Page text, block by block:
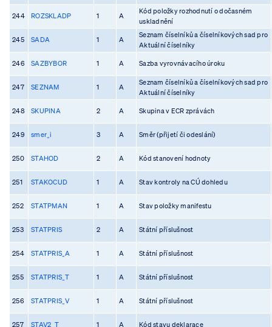
244 ROZSKLADP 1 A
Kód položky rozhodnutí o dočasném
uskladnění
245 SADA 1 A
Seznam číselníků a číselníkových sad pro
Aktuální číselníky
246 SAZBYBOR 1 A Sazba vyrovnávacího úroku
247 SEZNAM 1 A
Seznam číselníků a číselníkových sad pro
Aktuální číselníky
248 SKUPINA 2 A Skupina v ECR zprávách
249 smer_i 3 A Směr (přijetí či odeslání)
250 STAHOD 2 A Kód stanovení hodnoty
251 STAKOCUD 1 A Stav kontroly na CÚ dohledu
252 STATPMAN 1 A Stav položky manifestu
253 STATPRIS 2 A Státní příslušnost
254 STATPRIS_A 1 A Státní příslušnost
255 STATPRIS_T 1 A Státní příslušnost
256 STATPRIS_V 1 A Státní příslušnost
257 STAV2_T 1 A Kód stavu deklarace